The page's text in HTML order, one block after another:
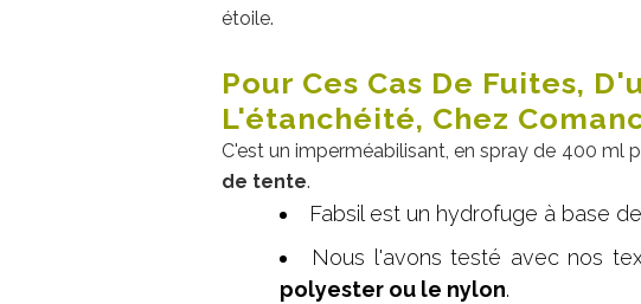
étoile.
Pour Ces Cas De Fuites,
L'étanchéité, Chez
C'est un imperméabilisant, en spray de 400 ml
de tente.
Fabsil est un hydrofuge à base
Nous l'avons testé avec nos
polyester ou le nylon.